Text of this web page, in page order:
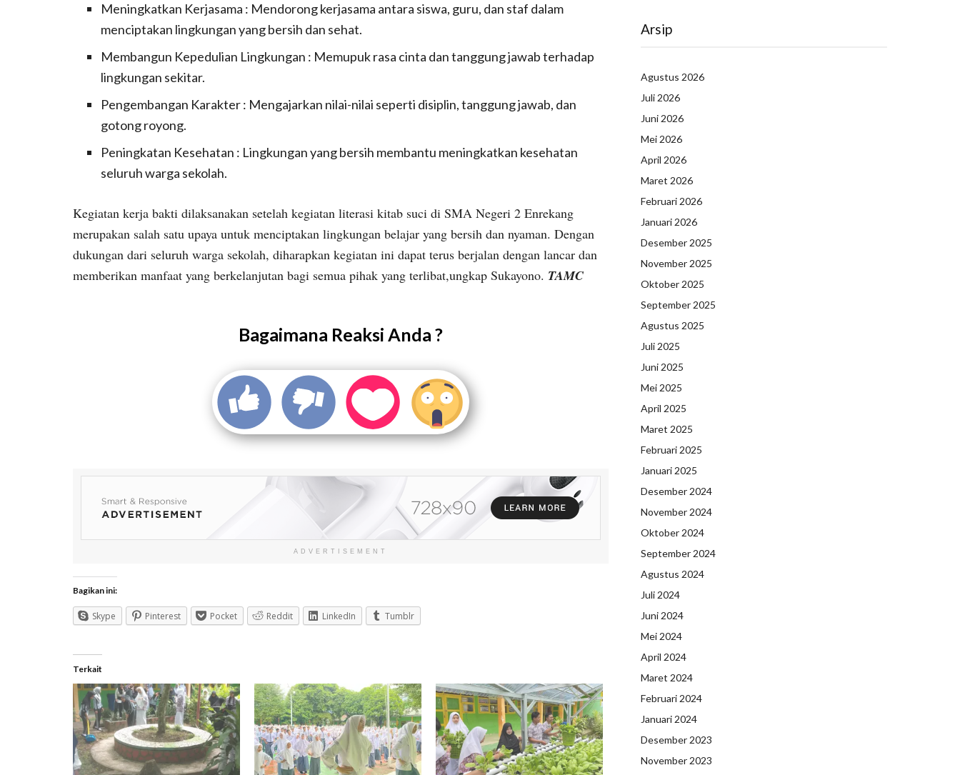
Meningkatkan Kerjasama : Mendorong kerjasama antara siswa, guru, dan staf dalam
menciptakan lingkungan yang bersih dan sehat.
Membangun Kepedulian Lingkungan : Memupuk rasa cinta dan tanggung jawab terhadap
lingkungan sekitar.
Pengembangan Karakter : Mengajarkan nilai-nilai seperti disiplin, tanggung jawab, dan
gotong royong.
Peningkatan Kesehatan : Lingkungan yang bersih membantu meningkatkan kesehatan
seluruh warga sekolah.
Kegiatan kerja bakti dilaksanakan setelah kegiatan literasi kitab suci di SMA Negeri 2 Enrekang
merupakan salah satu upaya untuk menciptakan lingkungan belajar yang bersih dan nyaman. Dengan
dukungan dari seluruh warga sekolah, diharapkan kegiatan ini dapat terus berjalan dengan lancar dan
memberikan manfaat yang berkelanjutan bagi semua pihak yang terlibat,ungkap Sukayono. TAMC
Bagaimana Reaksi Anda ?
ADVERTISEMENT
Bagikan ini:
Skype Pinterest Pocket Reddit LinkedIn Tumblr
Terkait
Arsip
Agustus 2026
Juli 2026
Juni 2026
Mei 2026
April 2026
Maret 2026
Februari 2026
Januari 2026
Desember 2025
November 2025
Oktober 2025
September 2025
Agustus 2025
Juli 2025
Juni 2025
Mei 2025
April 2025
Maret 2025
Februari 2025
Januari 2025
Desember 2024
November 2024
Oktober 2024
September 2024
Agustus 2024
Juli 2024
Juni 2024
Mei 2024
April 2024
Maret 2024
Februari 2024
Januari 2024
Desember 2023
November 2023